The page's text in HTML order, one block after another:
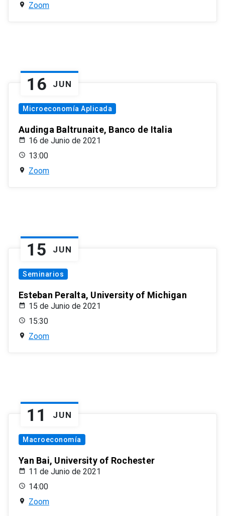
Zoom
16 JUN
Microeconomía Aplicada
Audinga Baltrunaite, Banco de Italia
16 de Junio de 2021
13:00
Zoom
15 JUN
Seminarios
Esteban Peralta, University of Michigan
15 de Junio de 2021
15:30
Zoom
11 JUN
Macroeconomía
Yan Bai, University of Rochester
11 de Junio de 2021
14:00
Zoom